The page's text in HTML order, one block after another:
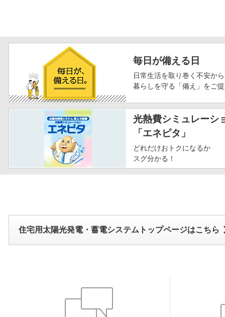
毎日が備える日
日常生活を取り巻く不安から
暮らしを守る「備え」をご
光熱費シミュレーシ
「エネピタ」
どれだけおトクになるか
スグ分かる！
住宅用太陽光発電・蓄電システムトップページはこちら